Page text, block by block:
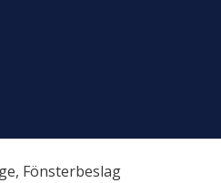
, Fönsterbeslag